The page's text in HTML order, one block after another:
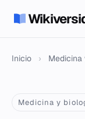
Inicio › Medicina
Medicina y